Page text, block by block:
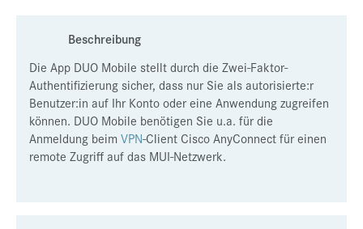
Internationales
Events
Presse
Jobs
Beschreibung
Die App DUO Mobile stellt durch die Zwei-Faktor-
Authentifizierung sicher, dass nur Sie als autorisierte:r
Benutzer:in auf Ihr Konto oder eine Anwendung zugreifen
können. DUO Mobile benötigen Sie u.a. für die
Anmeldung beim VPN-Client Cisco AnyConnect für einen
remote Zugriff auf das MUI-Netzwerk.